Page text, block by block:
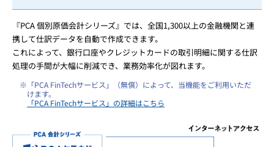
『PCA 個別原価会計シリーズ』では、全国1,300以上の金融機関と連
携して仕訳データを自動で作成できます。
これによって、銀行口座やクレジットカードの取引明細に関する仕訳
処理の手間が大幅に削減でき、業務効率化が図れます。
※「PCA FinTechサービス」（無償）によって、当機能をご利用いただ
けます。
「PCA FinTechサービス」の詳細はこちら